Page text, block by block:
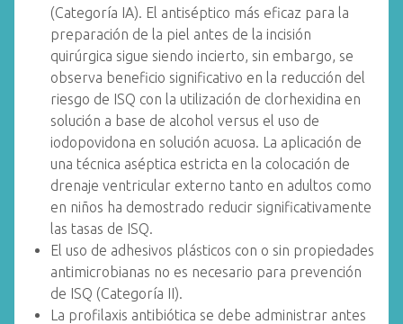
(Categoría IA). El antiséptico más eficaz para la
preparación de la piel antes de la incisión
quirúrgica sigue siendo incierto, sin embargo, se
observa beneficio significativo en la reducción del
riesgo de ISQ con la utilización de clorhexidina en
solución a base de alcohol versus el uso de
iodopovidona en solución acuosa. La aplicación de
una técnica aséptica estricta en la colocación de
drenaje ventricular externo tanto en adultos como
en niños ha demostrado reducir significativamente
las tasas de ISQ.
El uso de adhesivos plásticos con o sin propiedades
antimicrobianas no es necesario para prevención
de ISQ (Categoría II).
La profilaxis antibiótica se debe administrar antes